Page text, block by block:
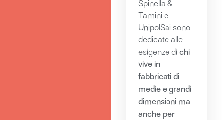
Spinella &
Tamini e
UnipolSai sono
dedicate alle
esigenze di chi
vive in
fabbricati di
medie e grandi
dimensioni ma
anche per